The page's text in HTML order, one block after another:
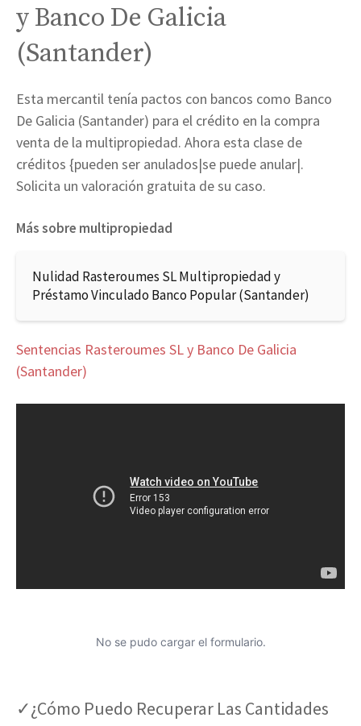
y Banco De Galicia
(Santander)
Esta mercantil tenía pactos con bancos como Banco
De Galicia (Santander) para el crédito en la compra
venta de la multipropiedad. Ahora esta clase de
créditos {pueden ser anulados|se puede anular|.
Solicita un valoración gratuita de su caso.
Más sobre multipropiedad
Nulidad Rasteroumes SL Multipropiedad y
Préstamo Vinculado Banco Popular (Santander)
Sentencias Rasteroumes SL y Banco De Galicia
(Santander)
No se pudo cargar el formulario.
✓¿Cómo Puedo Recuperar Las Cantidades